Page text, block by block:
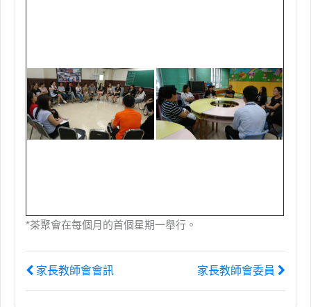
*茶聚會在每個月的首個星期一舉行。
家長教師會會訊 家長教師會委員